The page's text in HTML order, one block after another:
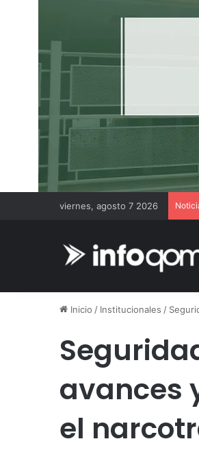
viernes, agosto 7 2026
Inicio / Institucionales /
avances
el